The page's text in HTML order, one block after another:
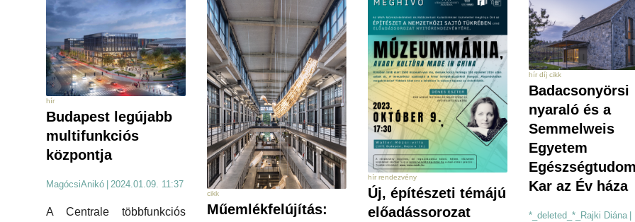
hír
Budapest legújabb
multifunkciós
központja
MagócsiAnikó 2024.01.09. 11:37
A Centrale többfunkciós
cikk
Műemlékfelújítás:
hír rendezvény
Új, építészeti témájú
előadássorozat
hír díj cikk
Badacsonyörsi
nyaraló és a
Semmelweis
Egyetem
Kar az Év háza
*_deleted_*_Rajki Diána